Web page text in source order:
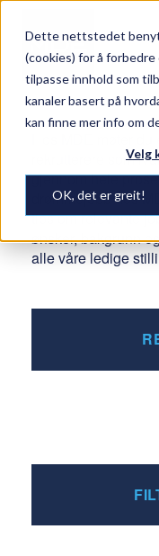
Dette nettstedet
(cookies) for å
tilpasse innhold som
kanaler basert på
kan finne mer info om
Velg
OK, det er greit!
rekrutterere som
gjennom hele
drømmejobb hos
tips om relevante
ønsker, bakgrunn
alle våre ledige